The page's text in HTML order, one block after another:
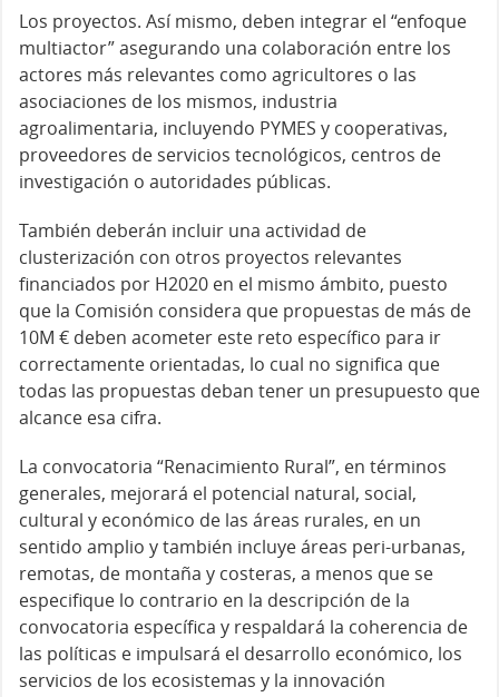
Los proyectos. Así mismo, deben integrar el “enfoque
multiactor” asegurando una colaboración entre los
actores más relevantes como agricultores o las
asociaciones de los mismos, industria
agroalimentaria, incluyendo PYMES y cooperativas,
proveedores de servicios tecnológicos, centros de
investigación o autoridades públicas.
También deberán incluir una actividad de
clusterización con otros proyectos relevantes
financiados por H2020 en el mismo ámbito, puesto
que la Comisión considera que propuestas de más de
10M € deben acometer este reto específico para ir
correctamente orientadas, lo cual no significa que
todas las propuestas deban tener un presupuesto que
alcance esa cifra.
La convocatoria “Renacimiento Rural”, en términos
generales, mejorará el potencial natural, social,
cultural y económico de las áreas rurales, en un
sentido amplio y también incluye áreas peri-urbanas,
remotas, de montaña y costeras, a menos que se
especifique lo contrario en la descripción de la
convocatoria específica y respaldará la coherencia de
las políticas e impulsará el desarrollo económico, los
servicios de los ecosistemas y la innovación